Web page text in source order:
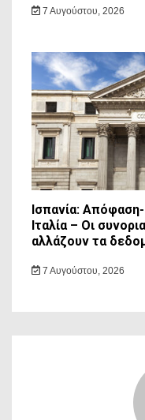
7 Αυγούστου, 2026
Ισπανία:
Ιταλία – Οι
αλλάζουν τα
7 Αυγούστου, 2026